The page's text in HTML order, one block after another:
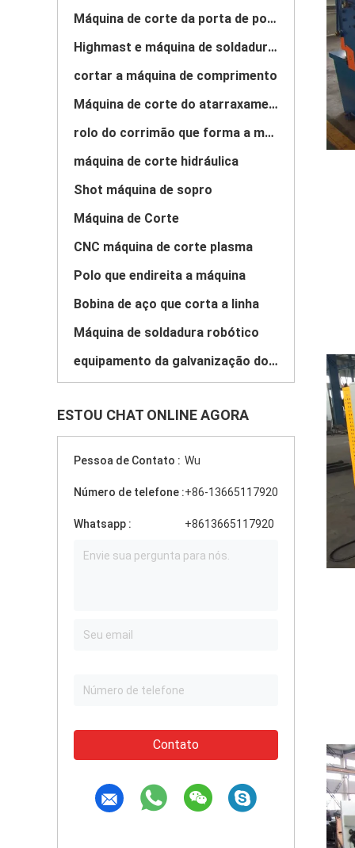
Máquina de corte da porta de polo claro
Highmast e máquina de soldadura monopole da emenda
cortar a máquina de comprimento
Máquina de corte do atarraxamento
rolo do corrimão que forma a máquina
máquina de corte hidráulica
Shot máquina de sopro
Máquina de Corte
CNC máquina de corte plasma
Polo que endireita a máquina
Bobina de aço que corta a linha
Máquina de soldadura robótico
equipamento da galvanização do mergulho quente
ESTOU CHAT ONLINE AGORA
Pessoa de Contato : Wu
Número de telefone :+86-13665117920
Whatsapp : +8613665117920
Contato